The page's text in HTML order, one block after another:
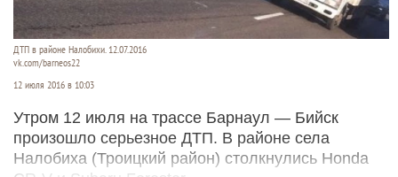
ДТП в районе Налобихи. 12.07.2016
vk.com/barneos22
12 июля 2016 в 10:03
Утром 12 июля на трассе Барнаул — Бийск
произошло серьезное ДТП. В районе села
Налобиха (Троицкий район) столкнулись Honda